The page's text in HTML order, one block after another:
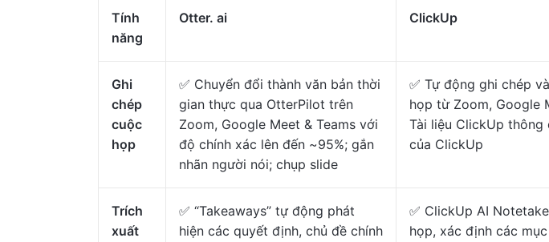
Tính
năng
Otter. ai ClickUp
Ghi
chép
cuộc
họp
✅ Chuyển đổi thành văn bản thời
gian thực qua OtterPilot trên
Zoom, Google Meet & Teams với
độ chính xác lên đến ~95%; gắn
nhãn người nói; chụp slide
✅ Tự động ghi chép
họp từ Zoom, Google
Tài liệu ClickUp thông
của ClickUp
Trích
xuất
✅ “Takeaways” tự động phát
hiện các quyết định, chủ đề chính
✅ ClickUp AI
họp, xác định các